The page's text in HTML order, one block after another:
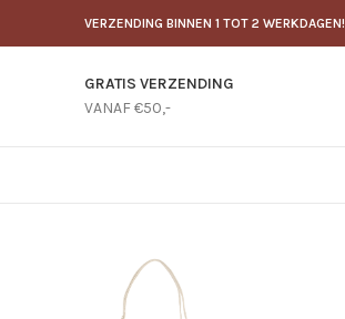
VERZENDING BINNEN 1 TOT 2 WERKDAGEN!
GRATIS VERZENDING
VANAF €50,-